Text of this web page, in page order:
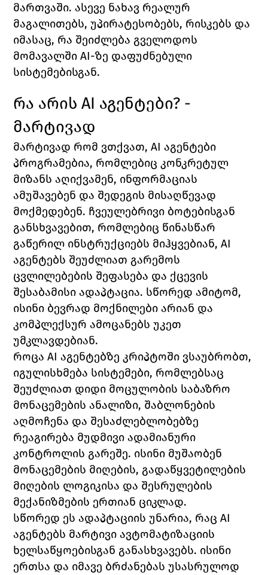
მართვაში. ასევე ნახავ რეალურ
მაგალითებს, უპირატესობებს, რისკებს და
იმასაც, რა შეიძლება გველოდოს
მომავალში AI-ზე დაფუძნებული
სისტემებისგან.
რა არის AI აგენტები? -
მარტივად
მარტივად რომ ვთქვათ, AI აგენტები
პროგრამებია, რომლებიც კონკრეტულ
მიზანს აღიქვამენ, ინფორმაციას
ამუშავებენ და შედეგის მისაღწევად
მოქმედებენ. ჩვეულებრივი ბოტებისგან
განსხვავებით, რომლებიც წინასწარ
გაწერილ ინსტრუქციებს მიჰყვებიან, AI
აგენტებს შეუძლიათ გარემოს
ცვლილებების შეფასება და ქცევის
შესაბამისი ადაპტაცია. სწორედ ამიტომ,
ისინი ბევრად მოქნილები არიან და
კომპლექსურ ამოცანებს უკეთ
უმკლავდებიან.
როცა AI აგენტებზე კრიპტოში ვსაუბრობთ,
იგულისხმება სისტემები, რომლებსაც
შეუძლიათ დიდი მოცულობის საბაზრო
მონაცემების ანალიზი, შაბლონების
აღმოჩენა და შესაძლებლობებზე
რეაგირება მუდმივი ადამიანური
კონტროლის გარეშე. ისინი მუშაობენ
მონაცემების მიღების, გადაწყვეტილების
მიღების ლოგიკისა და შესრულების
მექანიზმების ერთიან ციკლად.
სწორედ ეს ადაპტაციის უნარია, რაც AI
აგენტებს მარტივი ავტომატიზაციის
ხელსაწყოებისგან განასხვავებს. ისინი
ერთსა და იმავე ბრძანებას უსასრულოდ